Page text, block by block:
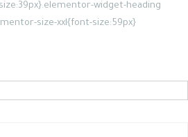
widget-heading
size-xxl{font-size:59px}